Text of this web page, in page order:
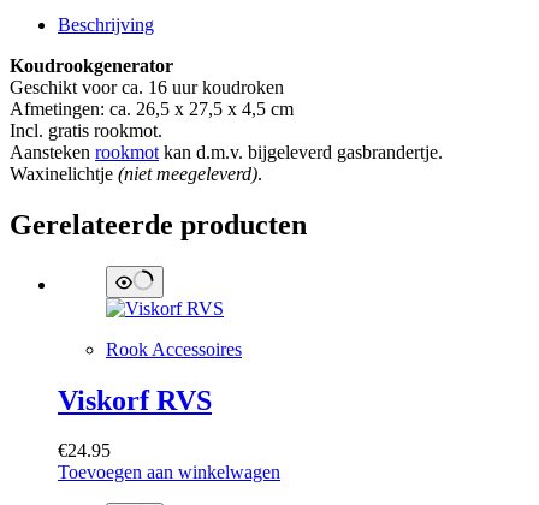
Beschrijving
Koudrookgenerator
Geschikt voor ca. 16 uur koudroken
Afmetingen: ca. 26,5 x 27,5 x 4,5 cm
Incl. gratis rookmot.
Aansteken rookmot kan d.m.v. bijgeleverd gasbrandertje.
Waxinelichtje (niet meegeleverd).
Gerelateerde producten
Rook Accessoires
Viskorf RVS
€24.95
Toevoegen aan winkelwagen